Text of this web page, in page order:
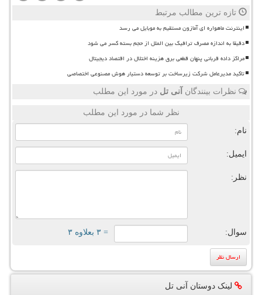
تازه ترین مطالب مرتبط
اینترنت ماهواره ای آمازون مستقیم به موبایل می رسد
دقیقا به اندازه مصرف ترافیک بین الملل از حجم بسته کسر می شود
مراکز داده قربانی پنهان قطعی برق هزینه اختلال در اقتصاد دیجیتال
تاکید مدیرعامل شرکت زیرساخت بر توسعه دستیار هوش مصنوعی اختصاصی
نظرات بینندگان آنی تل در مورد این مطلب
نظر شما در مورد این مطلب
نام:
ایمیل:
نظر:
سوال: = ۳ بعلاوه ۳
لینک دوستان آنی تل